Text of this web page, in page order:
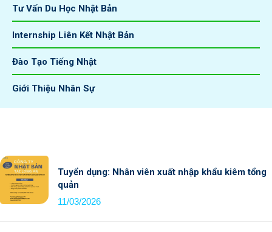
Tư Vấn Du Học Nhật Bản
Internship Liên Kết Nhật Bản
Đào Tạo Tiếng Nhật
Giới Thiệu Nhân Sự
Tuyển dụng: Nhân viên xuất nhập khẩu kiêm tổng
quản
11/03/2026